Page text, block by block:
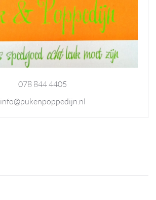
078 844 4405
info@pukenpoppedijn.nl